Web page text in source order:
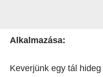
Alkalmazása:
Keverjünk egy tál